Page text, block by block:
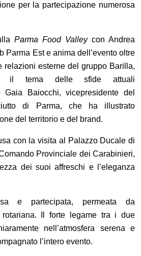
per la partecipazione numerosa
Parma Food Valleycon Andrea
Parma Est e anima dell ’evento oltre
relazioni esterne del gruppo Barilla,
il tema delle sfide attuali
Gaia Baiocchi, vicepresidente del
di Parma, che ha illustrato
del territorio e del brand.
con la visita al Palazzo Ducale di
Provinciale dei Carabinieri,
dei suoi affreschi e l ’eleganza
e partecipata, permeata da
rotariana. Il forte legame tra i due
nell ’atmosfera serena e
l ’intero evento.